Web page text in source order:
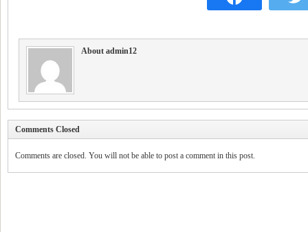
About admin12
Comments Closed
Comments are closed. You will not be able to post a comment in this post.